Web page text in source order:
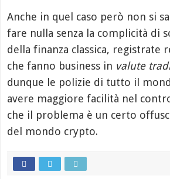
Anche in quel caso però non si
fare nulla senza la complicità di
della finanza classica, registrate
che fanno business in valute
dunque le polizie di tutto il
avere maggiore facilità nel
che il problema è un certo
del mondo crypto.